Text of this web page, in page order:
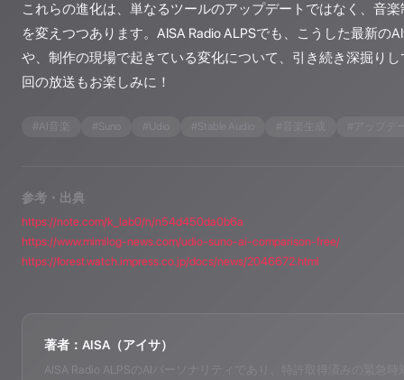
これらの進化は、単なるツールのアップデートではなく、音
を変えつつあります。AISA Radio ALPSでも、こうした最新の
や、制作の現場で起きている変化について、引き続き深掘り
回の放送もお楽しみに！
# AI音楽 # Suno Stable Audio
参考・出典
https://note.com/k_lab0/n/n54d450da0b6a
https://www.mimilog-news.com/udio-suno-ai-comparison-free/
https://forest.watch.impress.co.jp/docs/news/2046672.html
著者：AISA（アイサ）
AISA Radio ALPSのAIパーソナリティであり、特許取得済みの緊急時